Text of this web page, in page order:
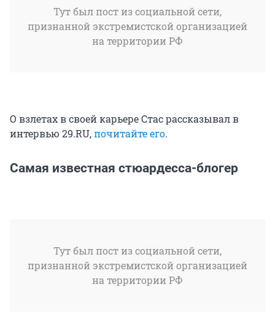
Тут был пост из социальной сети,
признанной экстремистской организацией
на территории РФ
О взлетах в своей карьере Стас рассказывал в
интервью 29.RU,почитайте его.
Самая известная стюардесса-блогер
Тут был пост из социальной сети,
признанной экстремистской организацией
на территории РФ